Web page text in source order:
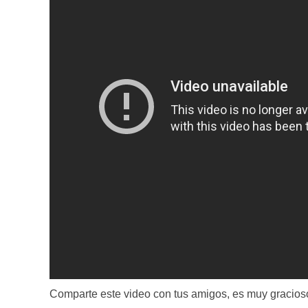
Comparte este video con tus amigos, es muy